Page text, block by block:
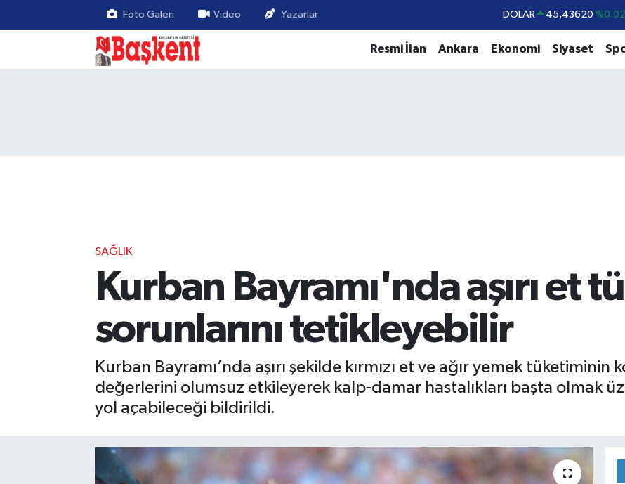
Foto Galeri Video Yazarlar DOLAR 45,43620 %0.02
Resmi İlan Ankara Ekonomi Siyaset
SAĞLIK
Kurban Bayramı'nda aşırı et
sorunlarını tetikleyebilir
Kurban Bayramı’nda aşırı şekilde kırmızı et ve ağır yemek
değerlerini olumsuz etkileyerek kalp-damar hastalıkları başta olmak
yol açabileceği bildirildi.